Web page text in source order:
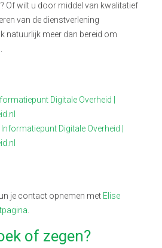
Of wilt u door middel van kwalitatief
van de dienstverlening
natuurlijk meer dan bereid om
Digitale Overheid |
Digitale Overheid |
je contact opnemen met Elise
of zegen?